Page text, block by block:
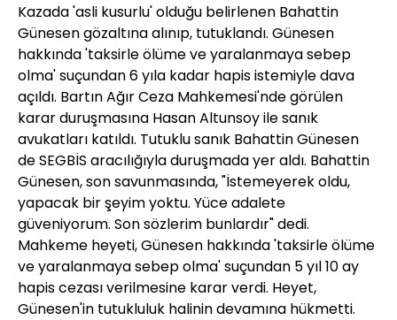
Kazada 'asli kusurlu' olduğu belirlenen Bahattin
Günesen gözaltına alınıp, tutuklandı. Günesen
hakkında 'taksirle ölüme ve yaralanmaya sebep
olma' suçundan 6 yıla kadar hapis istemiyle dava
açıldı. Bartın Ağır Ceza Mahkemesi'nde görülen
karar duruşmasına Hasan Altunsoy ile sanık
avukatları katıldı. Tutuklu sanık Bahattin Günesen
de SEGBİS aracılığıyla duruşmada yer aldı. Bahattin
Günesen, son savunmasında, "İstemeyerek oldu,
yapacak bir şeyim yoktu. Yüce adalete
güveniyorum. Son sözlerim bunlardır" dedi.
Mahkeme heyeti, Günesen hakkında 'taksirle ölüme
ve yaralanmaya sebep olma' suçundan 5 yıl 10 ay
hapis cezası verilmesine karar verdi. Heyet,
Günesen'in tutukluluk halinin devamına hükmetti.